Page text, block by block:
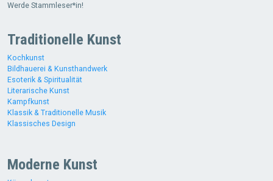
Werde Stammleser*in!
Traditionelle Kunst
Kochkunst
Bildhauerei & Kunsthandwerk
Esoterik & Spiritualität
Literarische Kunst
Kampfkunst
Klassik & Traditionelle Musik
Klassisches Design
Moderne Kunst